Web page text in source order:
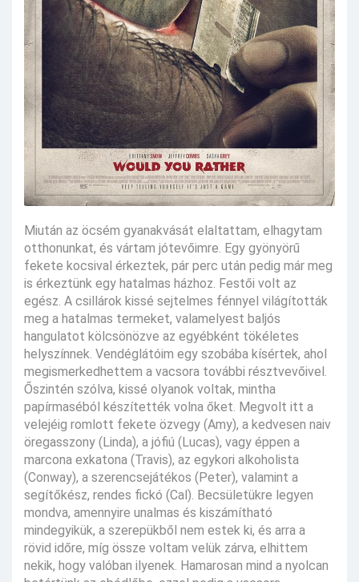
Miután az öcsém gyanakvását elaltattam, elhagytam
otthonunkat, és vártam jótevőimre. Egy gyönyörű
fekete kocsival érkeztek, pár perc után pedig már meg
is érkeztünk egy hatalmas házhoz. Festői volt az
egész. A csillárok kissé sejtelmes fénnyel világították
meg a hatalmas termeket, valamelyest baljós
hangulatot kölcsönözve az egyébként tökéletes
helyszínnek. Vendéglátóim egy szobába kísértek, ahol
megismerkedhettem a vacsora további résztvevőivel.
Őszintén szólva, kissé olyanok voltak, mintha
papírmaséból készítették volna őket. Megvolt itt a
velejéig romlott fekete özvegy (Amy), a kedvesen naiv
öregasszony (Linda), a jófiú (Lucas), vagy éppen a
marcona exkatona (Travis), az egykori alkoholista
(Conway), a szerencsejátékos (Peter), valamint a
segítőkész, rendes fickó (Cal). Becsületükre legyen
mondva, amennyire unalmas és kiszámítható
mindegyikük, a szerepükből nem estek ki, és arra a
rövid időre, míg össze voltam velük zárva, elhittem
nekik, hogy valóban ilyenek. Hamarosan mind a nyolcan